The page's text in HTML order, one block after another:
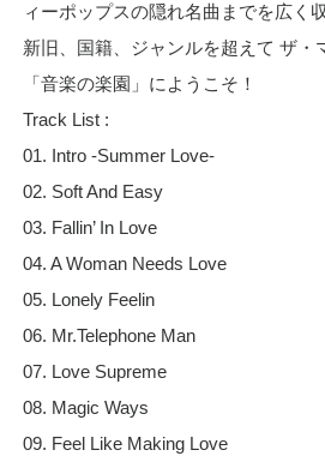
ィーポップスの隠れ名曲までを広く
新旧、国籍、ジャンルを超えて ザ・
「音楽の楽園」にようこそ！
Track List :
01. Intro -Summer Love-
02. Soft And Easy
03. Fallin’ In Love
04. A Woman Needs Love
05. Lonely Feelin
06. Mr.Telephone Man
07. Love Supreme
08. Magic Ways
09. Feel Like Making Love